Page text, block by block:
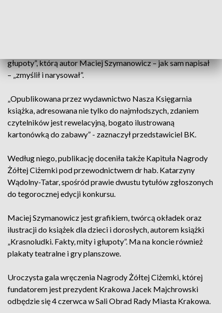
głupoty”, którą autor Maciej Szymanowicz – jak sam napisał
– „zmyślił i narysował”.
„Opublikowana przez wydawnictwo Nasza Księgarnia
książka, adresowana nie tylko do najmłodszych, zdaniem
czytelników jest rewelacyjną, bogato ilustrowaną
kartonówką do zabawy” - zaznaczył przedstawiciel BK.
Według niego, publikację doceniła także Kapituła Nagrody
Żółtej Ciżemki pod przewodnictwem dr hab. Katarzyny
Wądolny-Tatar, spośród prawie dwustu tytułów zgłoszonych
do tegorocznej edycji konkursu.
Maciej Szymanowicz jest grafikiem, twórcą okładek oraz
ilustracji do książek dla dzieci i dorosłych, autorem książki
„Krasnoludki. Fakty, mity i głupoty”. Ma na koncie również
plakaty teatralne i gry planszowe.
Uroczysta gala wręczenia Nagrody Żółtej Ciżemki, której
fundatorem jest prezydent Krakowa Jacek Majchrowski
odbędzie się 4 czerwca w Sali Obrad Rady Miasta Krakowa.